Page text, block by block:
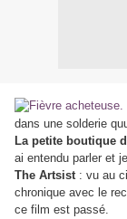
dans une solderie
La petite boutique
ai entendu parler et
The Artsist: vu au
chronique avec le
ce film est passé.